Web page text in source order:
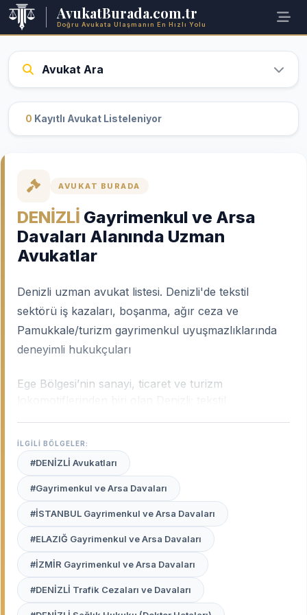
AvukatBurada.com.tr
Doğru Avukata Ulaşmanın En Hızlı Yolu
Avukat Ara
0 Kayıtlı Avukat Listeleniyor
AVUKAT BURADA
DENİZLİ Gayrimenkul ve Arsa
Davaları Alanında Uzman
Avukatlar
Denizli uzman avukat listesi. Denizli'de tekstil
sektörü iş kazaları, boşanma, ağır ceza ve
Pamukkale/turizm gayrimenkul uyuşmazlıklarında
deneyimli hukukçuları
Ege Bölgesi’nin sanayi, ticaret ve turizm
bu güçlü ekonomik yapısı; karmaşık iş hukuku
uyuşmazlıklarından ticari alacak davalarına, turizm
mülkiyet uyuşmazlıklarından aile hukukuna kadar
geniş bir sahada yüksek uzmanlık gerektirir.
uzman avukatları, sanayi bölgelerinin işleyişini,
yerel ticaret kültürünü ve Denizli Adliyesi’ndeki yargı
pratiklerini en iyi bilen profesyonellerdir.
Avukat Burada
platformu, Merkezefendi’den
Pamukkale’ye, Çivril’den Acıpayam’a kadar
Denizli’nin her noktasındaki seçkin hukuk bürolarını
İLGİLİ BÖLGELER:
#DENİZLİ Avukatları
#Gayrimenkul ve Arsa Davaları
#İSTANBUL Gayrimenkul ve Arsa Davaları
#ELAZIĞ Gayrimenkul ve Arsa Davaları
#İZMİR Gayrimenkul ve Arsa Davaları
#DENİZLİ Trafik Cezaları ve Davaları